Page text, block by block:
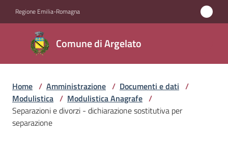
Regione Emilia-Romagna
Comune di Argelato
Comune
di
Argelato
Amministrazione
Menu selezionato
Home / Amministrazione / Documenti e dati /
Modulistica / Modulistica Anagrafe /
Separazioni e divorzi - dichiarazione sostitutiva per
separazione